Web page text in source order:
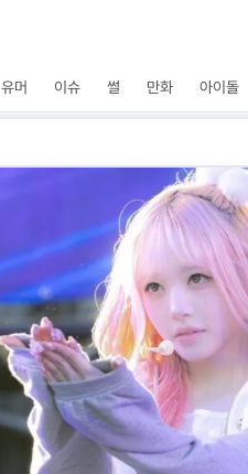
유머 이슈 썰 만화 아이돌